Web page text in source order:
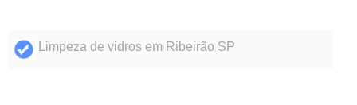
Limpeza de vidros em Ribeirão SP